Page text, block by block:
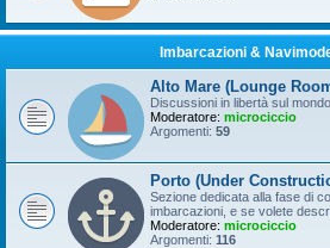
Imbarcazioni &
Alto Mare (Lounge
Discussioni in libertà sul
Moderatore: microciccio
Argomenti: 59
Porto (Under
Sezione dedicata alla fase di
imbarcazioni, e se volete
Moderatore: microciccio
Argomenti: 116